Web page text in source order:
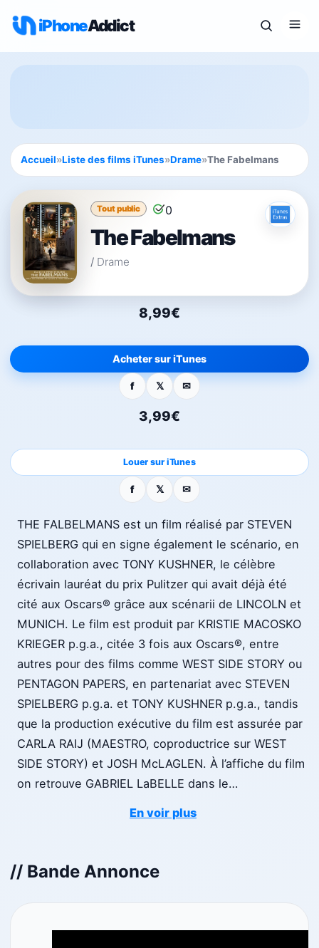
iPhoneAddict
Accueil»Liste des films iTunes»Drame»The Fabelmans
Tout public 0
The Fabelmans
/ Drame
8,99€
Acheter sur iTunes
3,99€
Louer sur iTunes
THE FALBELMANS est un film réalisé par STEVEN
SPIELBERG qui en signe également le scénario, en
collaboration avec TONY KUSHNER, le célèbre
écrivain lauréat du prix Pulitzer qui avait déjà été
cité aux Oscars® grâce aux scénarii de LINCOLN et
MUNICH. Le film est produit par KRISTIE MACOSKO
KRIEGER p.g.a., citée 3 fois aux Oscars®, entre
autres pour des films comme WEST SIDE STORY ou
PENTAGON PAPERS, en partenariat avec STEVEN
SPIELBERG p.g.a. et TONY KUSHNER p.g.a., tandis
que la production exécutive du film est assurée par
CARLA RAIJ (MAESTRO, coproductrice sur WEST
SIDE STORY) et JOSH McLAGLEN. À l’affiche du film
on retrouve GABRIEL LaBELLE dans le…
En voir plus
// Bande Annonce